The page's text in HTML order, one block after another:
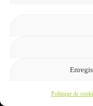
Politique de
Mentions légales